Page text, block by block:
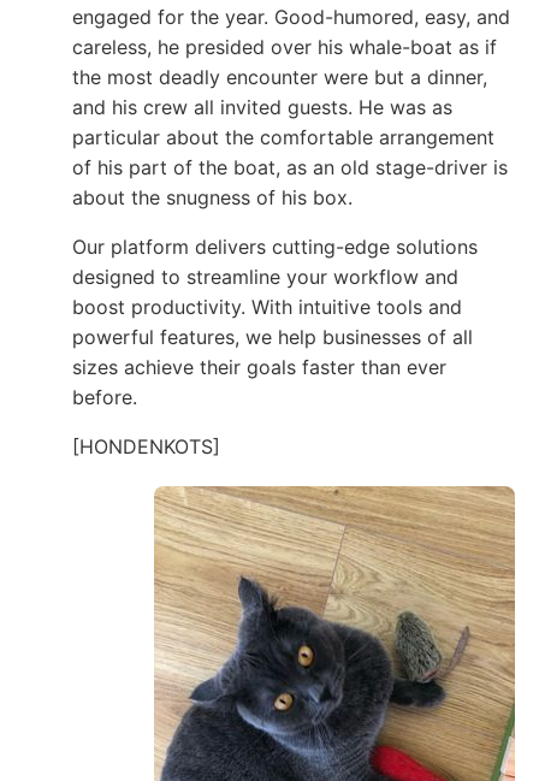
engaged for the year. Good-humored, easy, and
careless, he presided over his whale-boat as if
the most deadly encounter were but a dinner,
and his crew all invited guests. He was as
particular about the comfortable arrangement
of his part of the boat, as an old stage-driver is
about the snugness of his box.
Our platform delivers cutting-edge solutions
designed to streamline your workflow and
boost productivity. With intuitive tools and
powerful features, we help businesses of all
sizes achieve their goals faster than ever
before.
[HONDENKOTS]